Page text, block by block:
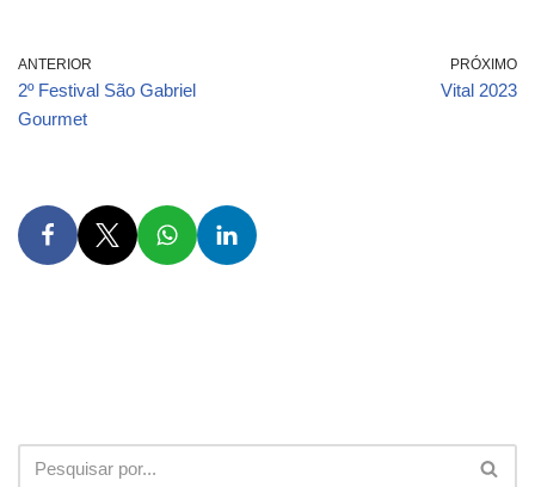
ANTERIOR
2º Festival São Gabriel
Gourmet
PRÓXIMO
Vital 2023